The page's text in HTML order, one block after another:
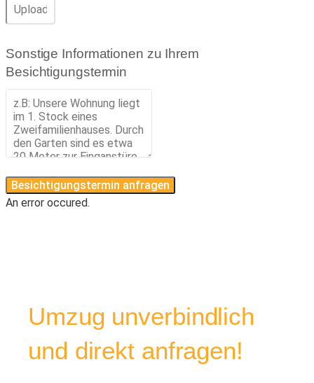
Sonstige Informationen zu Ihrem
Besichtigungstermin
Besichtigungstermin anfragen
An error occured.
Umzug unverbindlich
und direkt anfragen!